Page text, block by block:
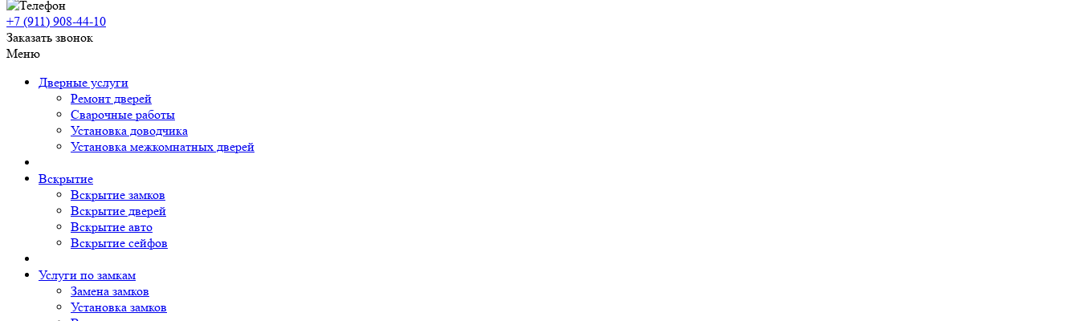
+7 (911) 908-44-10
Заказать звонок
Меню
Дверные услуги
Ремонт дверей
Сварочные работы
Установка доводчика
Установка межкомнатных дверей
Вскрытие
Вскрытие замков
Вскрытие дверей
Вскрытие авто
Вскрытие сейфов
Услуги по замкам
Замена замков
Установка замков